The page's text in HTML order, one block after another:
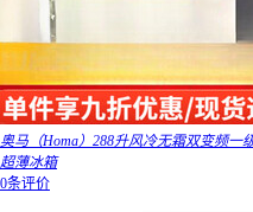
奥马（Homa）288升风冷无霜双变频
超薄冰箱
0条评价